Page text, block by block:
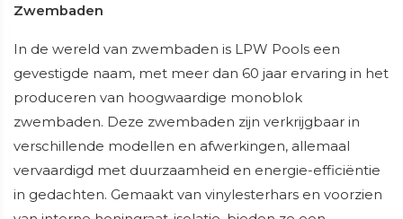
Zwembaden
In de wereld van zwembaden is LPW Pools een
gevestigde naam, met meer dan 60 jaar ervaring in het
produceren van hoogwaardige monoblok
zwembaden. Deze zwembaden zijn verkrijgbaar in
verschillende modellen en afwerkingen, allemaal
vervaardigd met duurzaamheid en energie-efficiëntie
in gedachten. Gemaakt van vinylesterhars en voorzien